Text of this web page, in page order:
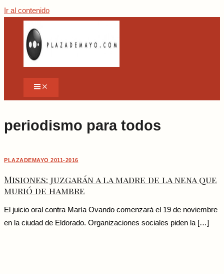
Ir al contenido
periodismo para todos
PLAZADEMAYO 2011-2016
Misiones: juzgarán a la madre de la nena que
murió de hambre
El juicio oral contra María Ovando comenzará el 19 de noviembre
en la ciudad de Eldorado. Organizaciones sociales piden la […]